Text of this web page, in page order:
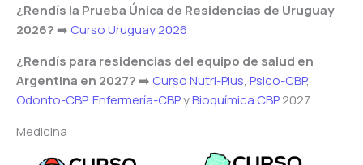
¿Rendís la Prueba Única de Residencias de Uruguay
2026?➡️ Curso Uruguay 2026
¿Rendís para residencias del equipo de salud en
Argentina en 2027?➡️ Curso Nutri-Plus, Psico-CBP,
Odonto-CBP, Enfermería-CBPyBioquímica CBP2027
Medicina